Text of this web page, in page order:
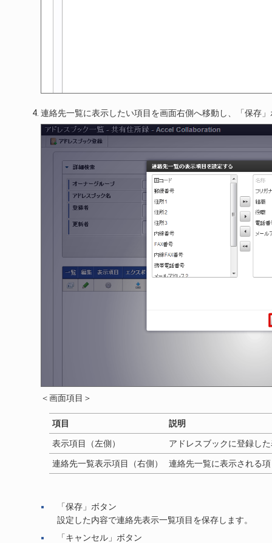
連絡先一覧に表示したい項目を画面右側へ移動し、「保存
＜画面項目＞
項目 説明
表示項目（左側） アドレスブックに登録し
連絡先一覧表示項目（右側） 連絡先一覧に表示される
「保存」ボタン
設定した内容で連絡先表示一覧項目を保存します。
「キャンセル」ボタン